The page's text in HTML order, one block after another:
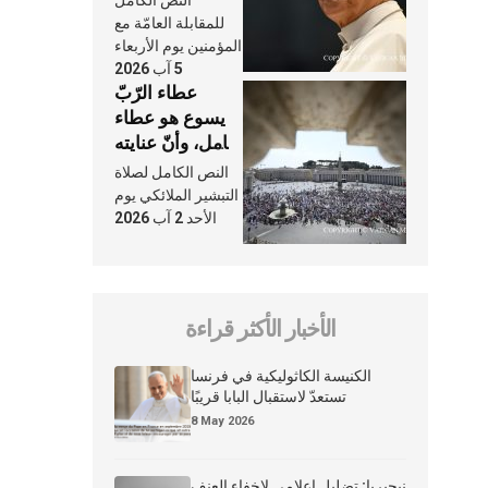
النَّفَس في حياة
الكنيسة
للمقابلة العامّة مع
المؤمنين يوم الأربعاء
5 آب 2026
عطاء الرّبّ
يسوع هو عطاء
شامل، وأنّ عنايته
بنا لا تغيب عنّا
أبدًا
النص الكامل لصلاة
التبشير الملائكي يوم
الأحد 2 آب 2026
الأخبار الأكثر قراءة
الكنيسة الكاثوليكية في فرنسا
تستعدّ لاستقبال البابا قريبًا
8 May 2026